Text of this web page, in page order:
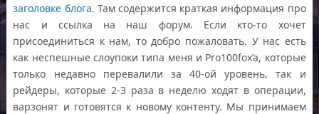
заголовке блога. Там содержится краткая информация про
нас и ссылка на наш форум. Если кто-то хочет
присоединиться к нам, то добро пожаловать. У нас есть
как неспешные слоупоки типа меня и Pro100fox’a, которые
только недавно перевалили за 40-ой уровень, так и
рейдеры, которые 2-3 раза в неделю ходят в операции,
варзонят и готовятся к новому контенту. Мы принимаем